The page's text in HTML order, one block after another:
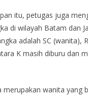
itu, petugas juga
di wilayah Batam dan
adalah SC (wanita),
K masih diburu dan
merupakan wanita yang